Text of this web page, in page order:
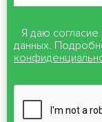
Я даю
данных.